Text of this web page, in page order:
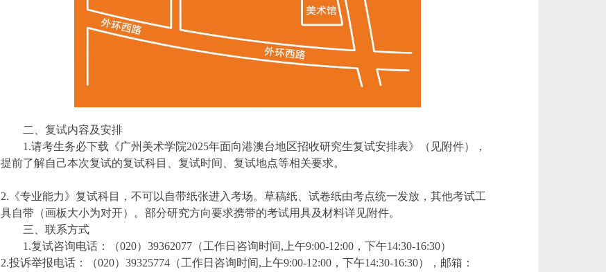
二、复试内容及安排
1.请考生务必下载《广州美术学院2025年面向港澳台地区招收研究生复试安排表》（见附件），
提前了解自己本次复试的复试科目、复试时间、复试地点等相关要求。
2.《专业能力》复试科目，不可以自带纸张进入考场。草稿纸、试卷纸由考点统一发放，其他考试工
具自带（画板大小为对开）。部分研究方向要求携带的考试用具及材料详见附件。
三、联系方式
1.复试咨询电话：（020）39362077（工作日咨询时间,上午9:00-12:00，下午14:30-16:30）
2.投诉举报电话：（020）39325774（工作日咨询时间,上午9:00-12:00，下午14:30-16:30），邮箱：